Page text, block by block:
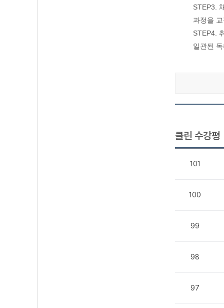
STEP3.
과정을
STEP4.
일관된
클린 수강평
101
100
99
98
97